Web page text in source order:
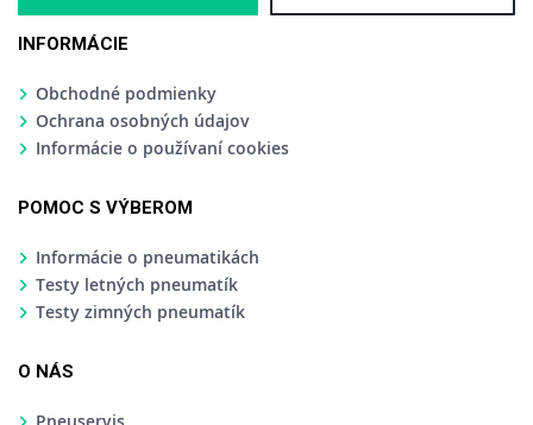
INFORMÁCIE
Obchodné podmienky
Ochrana osobných údajov
Informácie o používaní cookies
POMOC S VÝBEROM
Informácie o pneumatikách
Testy letných pneumatík
Testy zimných pneumatík
O NÁS
Pneuservis